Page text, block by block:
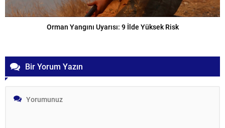
Orman Yangını Uyarısı: 9 İlde Yüksek Risk
Bir Yorum Yazın